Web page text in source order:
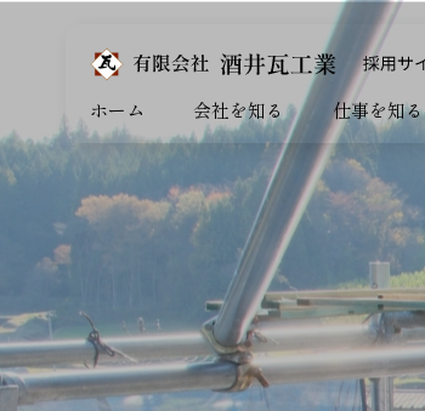
ホーム 会社を知る 仕事を知る